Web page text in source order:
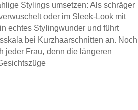
Stylings umsetzen: Als schräger
oder im Sleek-Look mit
echtes Stylingwunder und führt
bei Kurzhaarschnitten an. Noch
jeder Frau, denn die längeren